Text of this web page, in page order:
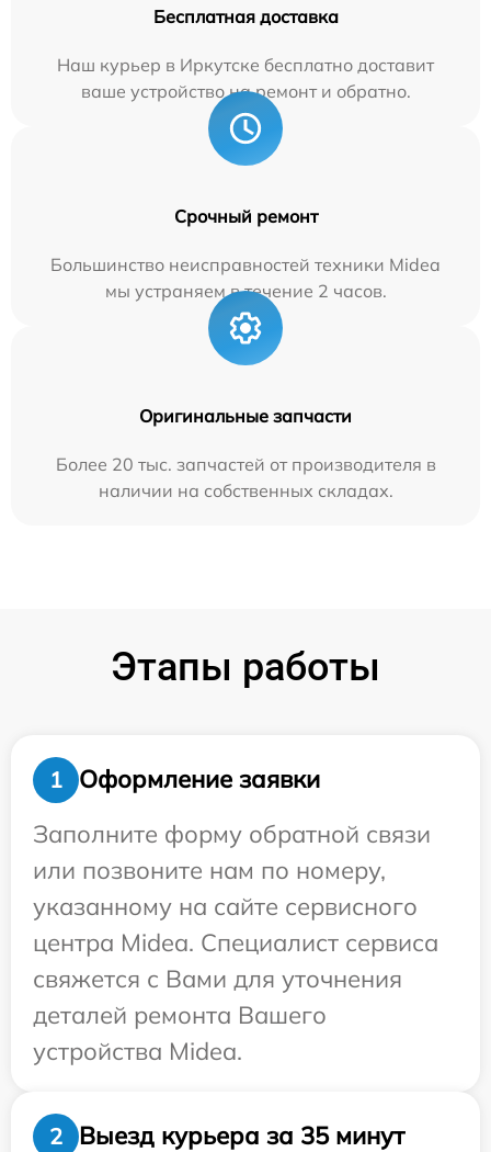
Бесплатная доставка
Наш курьер в Иркутске бесплатно доставит
ваше устройство на ремонт и обратно.
Срочный ремонт
Большинство неисправностей техники Midea
мы устраняем в течение 2 часов.
Оригинальные запчасти
Более 20 тыс. запчастей от производителя в
наличии на собственных складах.
Этапы работы
1
Оформление заявки
Заполните форму обратной связи
или позвоните нам по номеру,
указанному на сайте сервисного
центра Midea. Специалист сервиса
свяжется с Вами для уточнения
деталей ремонта Вашего
устройства Midea.
2 Выезд курьера за 35 минут